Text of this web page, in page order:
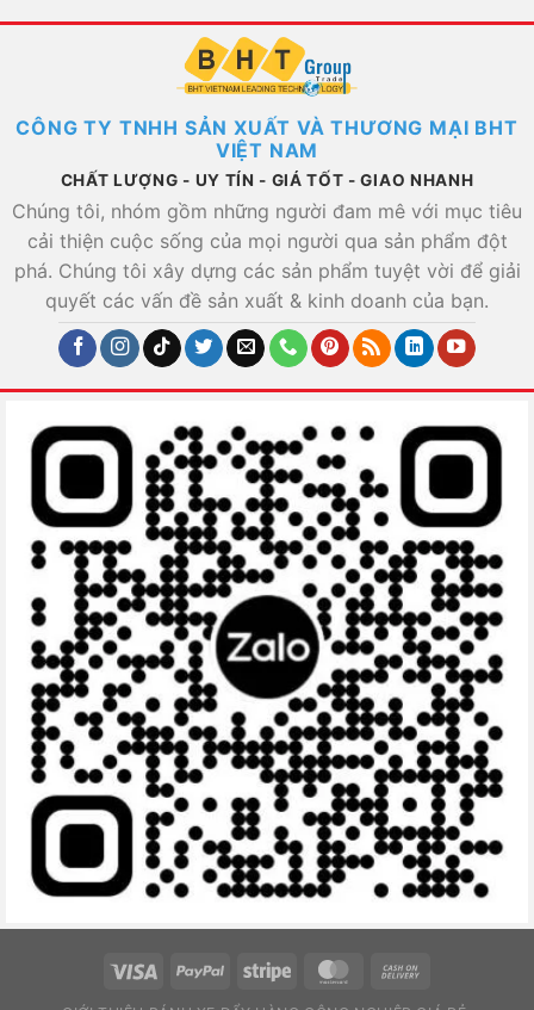
CÔNG TY TNHH SẢN XUẤT VÀ THƯƠNG MẠI BHT
VIỆT NAM
CHẤT LƯỢNG - UY TÍN - GIÁ TỐT - GIAO NHANH
Chúng tôi, nhóm gồm những người đam mê với mục tiêu
cải thiện cuộc sống của mọi người qua sản phẩm đột
phá. Chúng tôi xây dựng các sản phẩm tuyệt vời để giải
quyết các vấn đề sản xuất & kinh doanh của bạn.
Visa PayPal Stripe MasterCard